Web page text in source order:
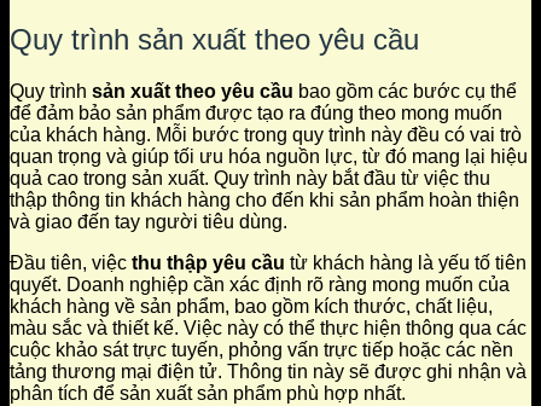
Quy trình sản xuất theo yêu cầu
Quy trình sản xuất theo yêu cầu bao gồm các bước cụ thể
để đảm bảo sản phẩm được tạo ra đúng theo mong muốn
của khách hàng. Mỗi bước trong quy trình này đều có vai trò
quan trọng và giúp tối ưu hóa nguồn lực, từ đó mang lại hiệu
quả cao trong sản xuất. Quy trình này bắt đầu từ việc thu
thập thông tin khách hàng cho đến khi sản phẩm hoàn thiện
và giao đến tay người tiêu dùng.
Đầu tiên, việc thu thập yêu cầu từ khách hàng là yếu tố tiên
quyết. Doanh nghiệp cần xác định rõ ràng mong muốn của
khách hàng về sản phẩm, bao gồm kích thước, chất liệu,
màu sắc và thiết kế. Việc này có thể thực hiện thông qua các
cuộc khảo sát trực tuyến, phỏng vấn trực tiếp hoặc các nền
tảng thương mại điện tử. Thông tin này sẽ được ghi nhận và
phân tích để sản xuất sản phẩm phù hợp nhất.